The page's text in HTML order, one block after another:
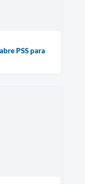
PSS para